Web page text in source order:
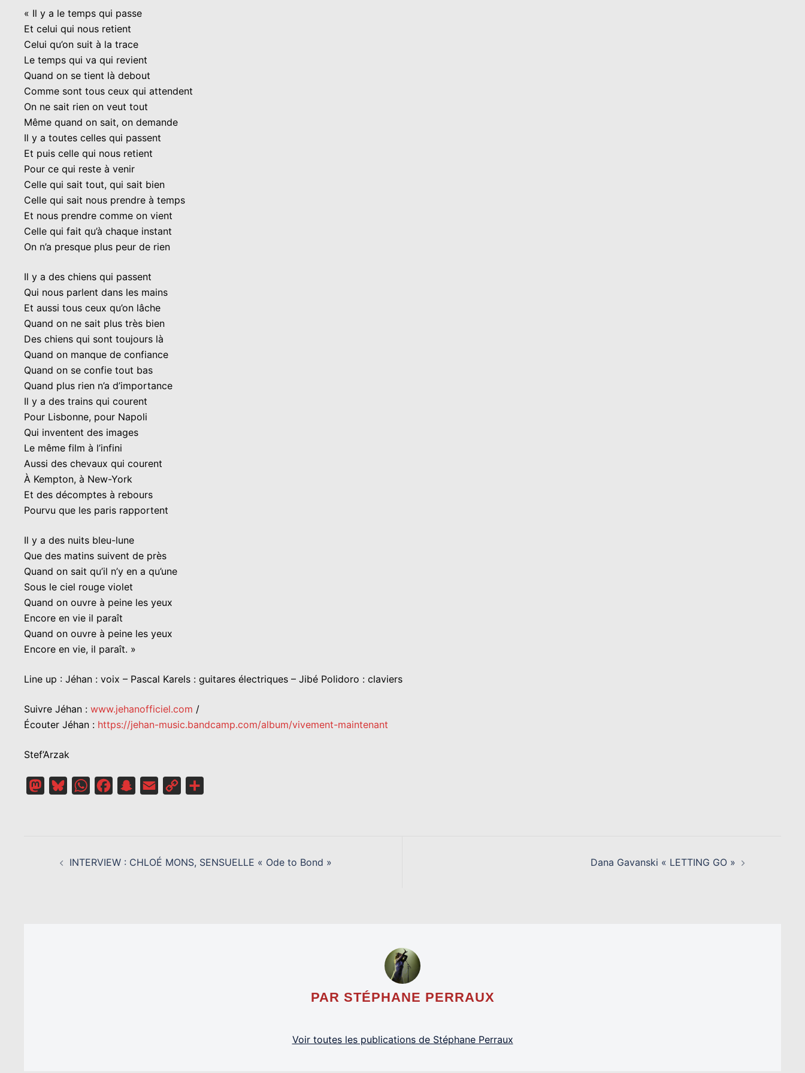
« Il y a le temps qui passe
Et celui qui nous retient
Celui qu’on suit à la trace
Le temps qui va qui revient
Quand on se tient là debout
Comme sont tous ceux qui attendent
On ne sait rien on veut tout
Même quand on sait, on demande
Il y a toutes celles qui passent
Et puis celle qui nous retient
Pour ce qui reste à venir
Celle qui sait tout, qui sait bien
Celle qui sait nous prendre à temps
Et nous prendre comme on vient
Celle qui fait qu’à chaque instant
On n’a presque plus peur de rien
Il y a des chiens qui passent
Qui nous parlent dans les mains
Et aussi tous ceux qu’on lâche
Quand on ne sait plus très bien
Des chiens qui sont toujours là
Quand on manque de confiance
Quand on se confie tout bas
Quand plus rien n’a d’importance
Il y a des trains qui courent
Pour Lisbonne, pour Napoli
Qui inventent des images
Le même film à l’infini
Aussi des chevaux qui courent
À Kempton, à New-York
Et des décomptes à rebours
Pourvu que les paris rapportent
Il y a des nuits bleu-lune
Que des matins suivent de près
Quand on sait qu’il n’y en a qu’une
Sous le ciel rouge violet
Quand on ouvre à peine les yeux
Encore en vie il paraît
Quand on ouvre à peine les yeux
Encore en vie, il paraît. »
Line up : Jéhan : voix – Pascal Karels : guitares électriques – Jibé Polidoro : claviers
Suivre Jéhan : www.jehanofficiel.com /
Écouter Jéhan : https://jehan-music.bandcamp.com/album/vivement-maintenant
Stef’Arzak
MastodonBlueskyWhatsAppFacebookSnapchat
Email
Copy
D’ARTICLE
INTERVIEW : CHLOÉ MONS, SENSUELLE « Ode to Bond » Dana Gavanski « LETTING GO »
PAR STÉPHANE PERRAUX
Voir toutes les publications de Stéphane Perraux